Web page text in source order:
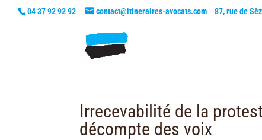
04 37 92 92 92 contact@itineraires-avocats.com 87, rue de
Irrecevabilité de la
décompte des voix